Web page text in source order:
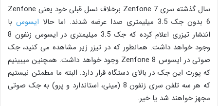
سال گذشته سری Zenfone 7 برخلاف نسل قبلی خود یعنی Zenfone
6 بدون جک 3.5 میلیمتری صدا عرضه شدند. اما حالا
ایسوس با
انتشار تیزری اعلام کرده که جک 3.5 میلیمتری در ایسوس زنفون 8
وجود خواهد داشت. همانطور که در تیزر زیر مشاهده می کنید، جک
صوتی در ایسوس Zenfone 8 وجود خواهد داشت. همچنین میبینیم
که پورت این جک در بالای دستگاه قرار دارد. البته ما مطمئن نیستیم
که هر سه تلفن سری زنفون 8 (مینی، استاندارد و پرو) به جک صوتی
مجهز خواهند شد یا خیر.